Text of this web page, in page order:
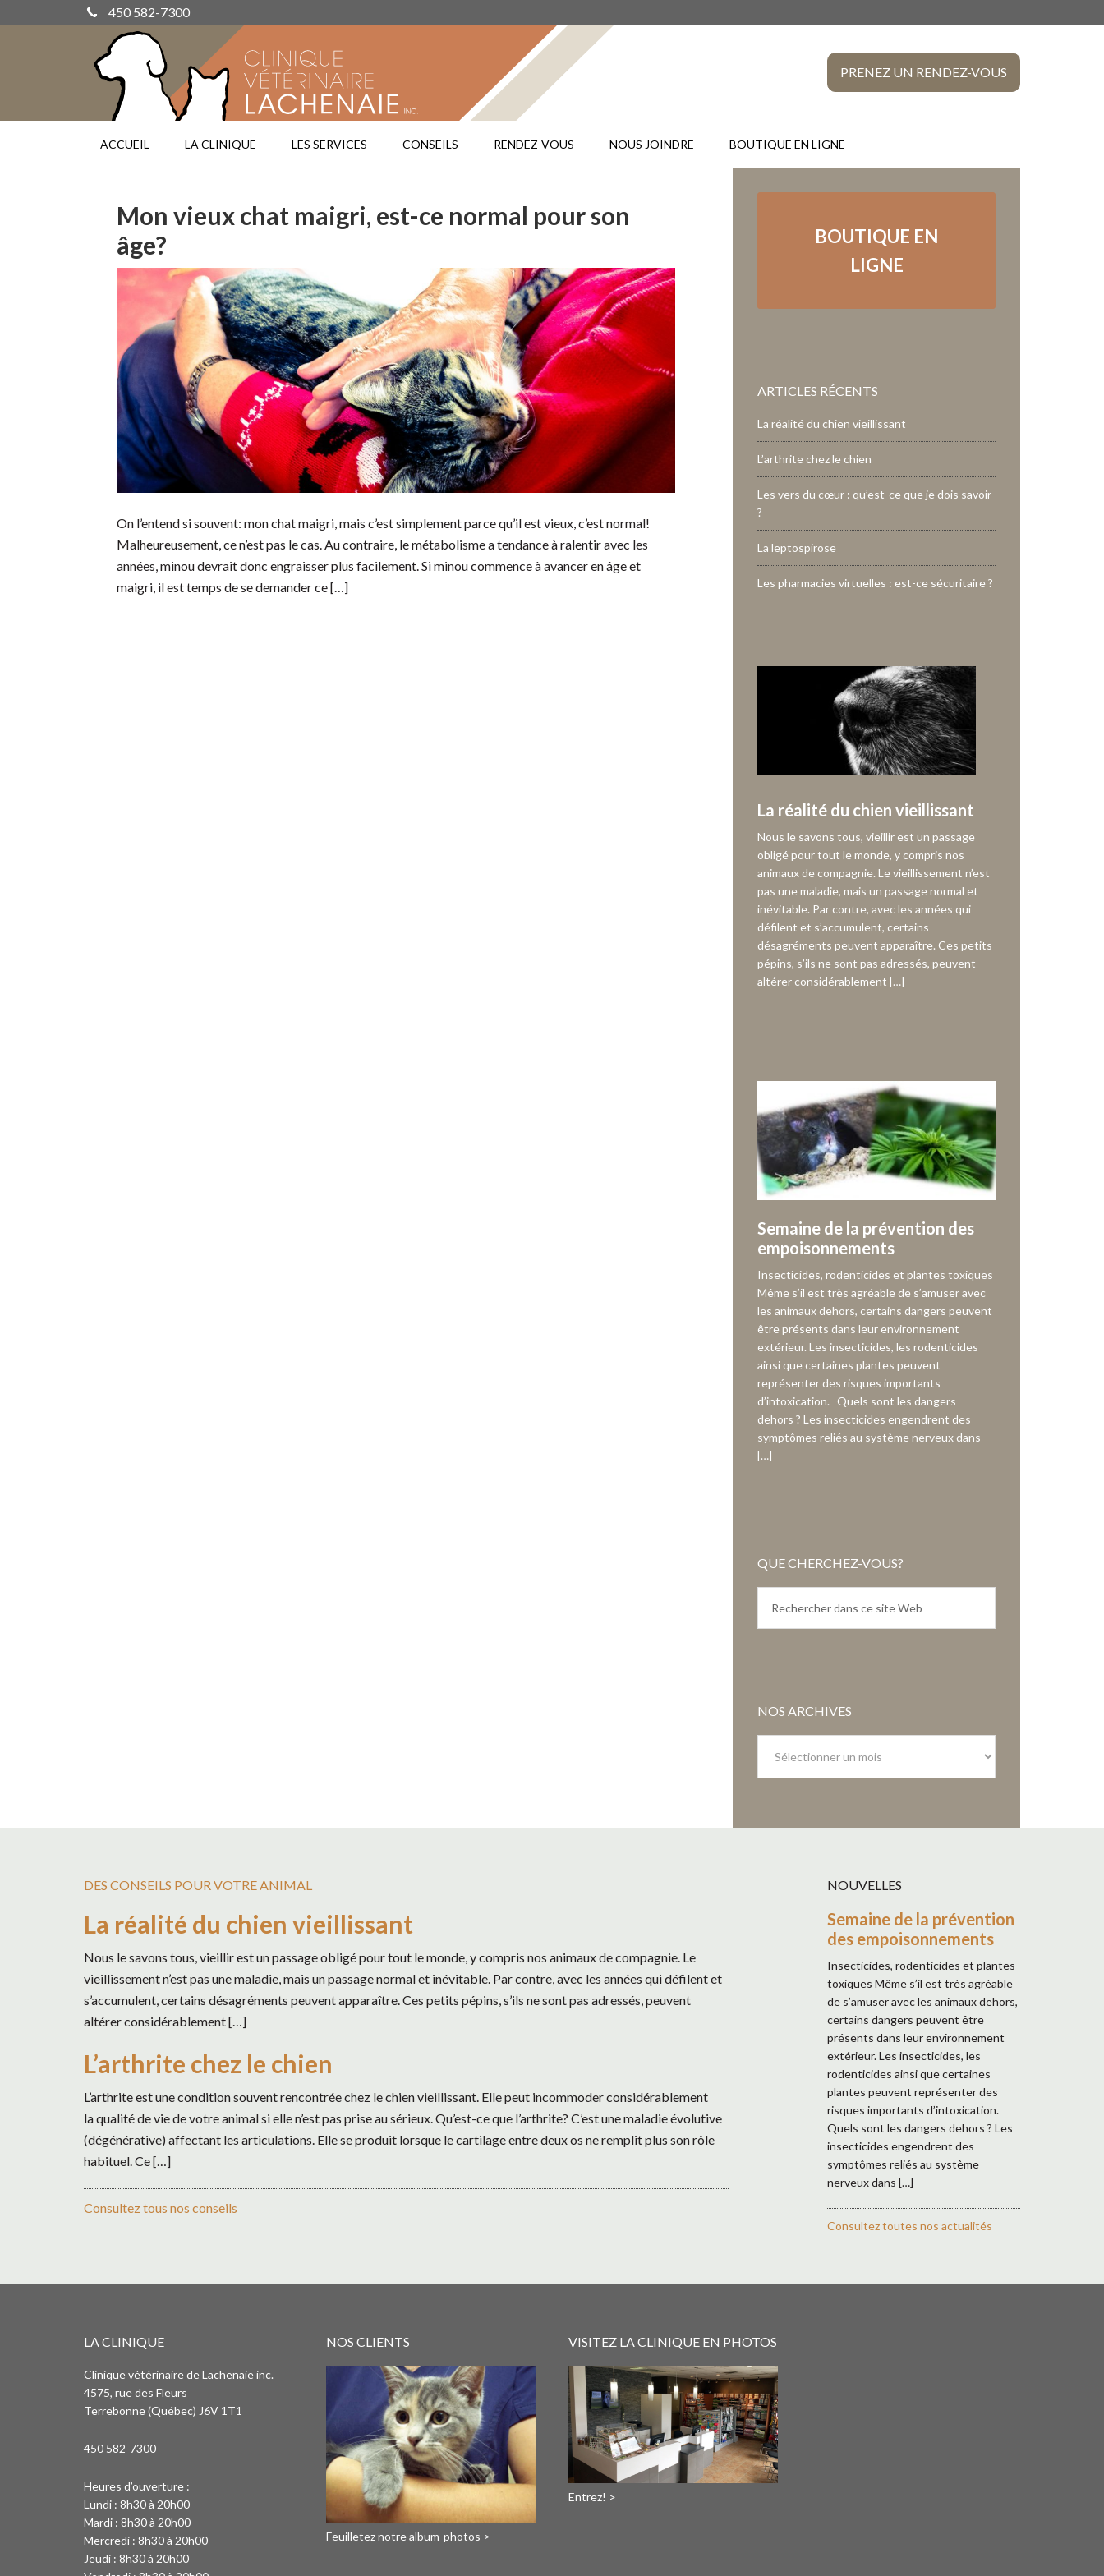
450 582-7300
VÉTÉRINAIRE
LACHENAIE
PRENEZ UN RENDEZ-VOUS
ACCUEIL LA CLINIQUE LES SERVICES CONSEILS RENDEZ-VOUS NOUS JOINDRE BOUTIQUE EN LIGNE
Mon vieux chat maigri, est-ce normal pour son
âge?
On l’entend si souvent: mon chat maigri, mais c’est simplement parce qu’il est vieux, c’est normal!
Malheureusement, ce n’est pas le cas. Au contraire, le métabolisme a tendance à ralentir avec les
années, minou devrait donc engraisser plus facilement. Si minou commence à avancer en âge et
maigri, il est temps de se demander ce […]
BOUTIQUE EN
LIGNE
ARTICLES RÉCENTS
La réalité du chien vieillissant
L’arthrite chez le chien
Les vers du cœur : qu’est-ce que je dois savoir
?
La leptospirose
Les pharmacies virtuelles : est-ce sécuritaire ?
La réalité du chien vieillissant
Nous le savons tous, vieillir est un passage
obligé pour tout le monde, y compris nos
animaux de compagnie. Le vieillissement n’est
pas une maladie, mais un passage normal et
inévitable. Par contre, avec les années qui
défilent et s’accumulent, certains
désagréments peuvent apparaître. Ces petits
pépins, s’ils ne sont pas adressés, peuvent
altérer considérablement […]
Semaine de la prévention des
empoisonnements
Insecticides, rodenticides et plantes toxiques
Même s’il est très agréable de s’amuser avec
les animaux dehors, certains dangers peuvent
être présents dans leur environnement
extérieur. Les insecticides, les rodenticides
ainsi que certaines plantes peuvent
représenter des risques importants
d’intoxication. Quels sont les dangers
dehors ? Les insecticides engendrent des
symptômes reliés au système nerveux dans
[…]
QUE CHERCHEZ-VOUS?
NOS ARCHIVES
archives
DES CONSEILS POUR VOTRE ANIMAL
La réalité du chien vieillissant
Nous le savons tous, vieillir est un passage obligé pour tout le monde, y compris nos animaux de compagnie. Le
vieillissement n’est pas une maladie, mais un passage normal et inévitable. Par contre, avec les années qui défilent et
s’accumulent, certains désagréments peuvent apparaître. Ces petits pépins, s’ils ne sont pas adressés, peuvent
altérer considérablement […]
L’arthrite chez le chien
L’arthrite est une condition souvent rencontrée chez le chien vieillissant. Elle peut incommoder considérablement
la qualité de vie de votre animal si elle n’est pas prise au sérieux. Qu’est-ce que l’arthrite? C’est une maladie évolutive
(dégénérative) affectant les articulations. Elle se produit lorsque le cartilage entre deux os ne remplit plus son rôle
habituel. Ce […]
Consultez tous nos conseils
NOUVELLES
Semaine de la prévention
des empoisonnements
Insecticides, rodenticides et plantes
toxiques Même s’il est très agréable
de s’amuser avec les animaux dehors,
certains dangers peuvent être
présents dans leur environnement
extérieur. Les insecticides, les
rodenticides ainsi que certaines
plantes peuvent représenter des
risques importants d’intoxication.
Quels sont les dangers dehors ? Les
insecticides engendrent des
symptômes reliés au système
nerveux dans […]
Consultez toutes nos actualités
LA CLINIQUE
Clinique vétérinaire de Lachenaie inc.
4575, rue des Fleurs
Terrebonne (Québec) J6V 1T1
450 582-7300
Heures d’ouverture :
Lundi : 8h30 à 20h00
Mardi : 8h30 à 20h00
Mercredi : 8h30 à 20h00
Jeudi : 8h30 à 20h00
NOS CLIENTS
Feuilletez notre album-photos >
VISITEZ LA CLINIQUE EN PHOTOS
Entrez! >